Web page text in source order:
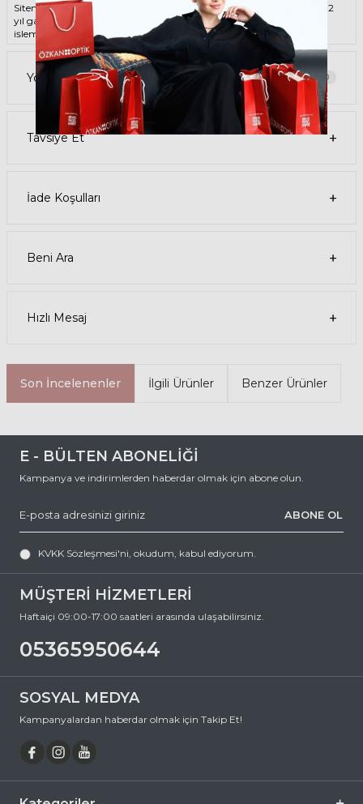
Sitemizden alacağınız MIRAFLEX Gözlük Çerçevesi %100 orijinal ve 2
yıl garantilidir. Garanti kapsamındaki tüm parça değişim ve tamir
işlemleriniÖZKAN OPTİKmağazalarından ücretsiz olarak destek
alabilirsiniz.
Garanti kapsamı dışındaki tüm parça değişim ve tamir işlemleri için
parça ücreti karşılığında ömür boyu Özkan Optik mağazalarından
destek alabilirsiniz ya da
destek@ozkanoptik.com
Yorumlar 0
Tavsiye Et
İade Koşulları
Beni Ara
Hızlı Mesaj
Son İncelenenler İlgili Ürünler Benzer Ürünler
MÜŞTERİ HİZMETLERİ
Haftaiçi 09:00-17:00 saatleri arasında ulaşabilirsiniz.
05365950644
E - BÜLTEN ABONELİĞİ
Kampanya ve indirimlerden haberdar olmak için abone olun.
ABONE OL
KVKK Sözleşmesi'ni, okudum, kabul ediyorum.
SOSYAL MEDYA
Kampanyalardan haberdar olmak için Takip Et!